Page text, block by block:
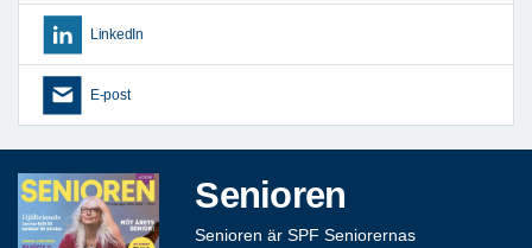
LinkedIn
E-post
Senioren
Senioren är SPF Seniorernas